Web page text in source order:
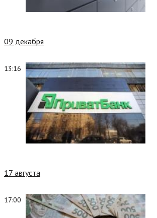
09 декабря
13:16
17 августа
17:00